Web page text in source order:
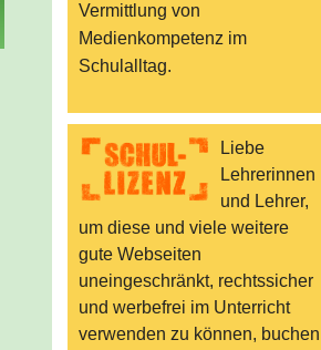
Vermittlung von
Medienkompetenz im
Schulalltag.
Liebe
Lehrerinnen
und Lehrer,
um diese und viele weitere
gute Webseiten
uneingeschränkt, rechtssicher
und werbefrei im Unterricht
verwenden zu können, buchen